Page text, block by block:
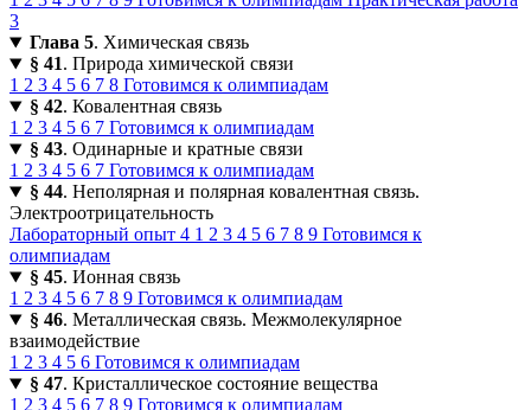
3
Глава 5. Химическая связь
§ 41. Природа химической связи
1 2 3 4 5 6 7 8 Готовимся к олимпиадам
§ 42. Ковалентная связь
1 2 3 4 5 6 7 Готовимся к олимпиадам
§ 43. Одинарные и кратные связи
1 2 3 4 5 6 7 Готовимся к олимпиадам
§ 44. Неполярная и полярная ковалентная связь.
Электроотрицательность
Лабораторный опыт 4 1 2 3 4 5 6 7 8 9 Готовимся к
олимпиадам
§ 45. Ионная связь
1 2 3 4 5 6 7 8 9 Готовимся к олимпиадам
§ 46. Металлическая связь. Межмолекулярное
взаимодействие
1 2 3 4 5 6 Готовимся к олимпиадам
§ 47. Кристаллическое состояние вещества
1 2 3 4 5 6 7 8 9 Готовимся к олимпиадам